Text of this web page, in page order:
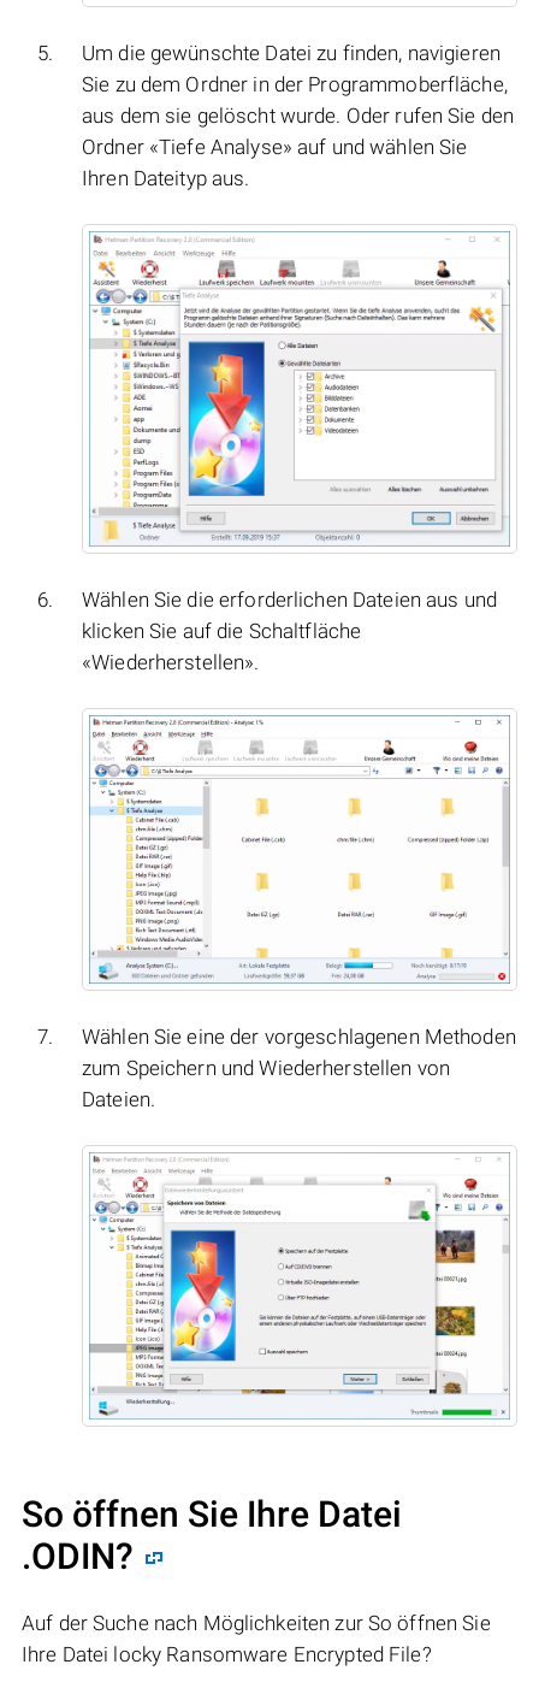
Um die gewünschte Datei zu finden, navigieren
Sie zu dem Ordner in der Programmoberfläche,
aus dem sie gelöscht wurde. Oder rufen Sie den
Ordner «Tiefe Analyse» auf und wählen Sie
Ihren Dateityp aus.
Wählen Sie die erforderlichen Dateien aus und
klicken Sie auf die Schaltfläche
«Wiederherstellen».
Wählen Sie eine der vorgeschlagenen Methoden
zum Speichern und Wiederherstellen von
Dateien.
So öffnen Sie Ihre Datei
.ODIN?
Auf der Suche nach Möglichkeiten zur So öffnen Sie
Ihre Datei locky Ransomware Encrypted File?